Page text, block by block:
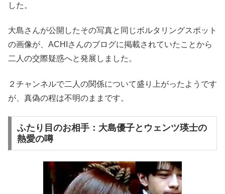
した。
大島さんが公開したその写真と同じボルタリングスポット
の画像が、ACHIさんのブログに掲載されていたことから
二人の交際疑惑へと発展しました。
２チャンネルで二人の関係について盛り上がったようです
が、真偽の程は不明のままです。
ふたり目のお相手：大島優子とウェンツ瑛士の
熱愛の噂